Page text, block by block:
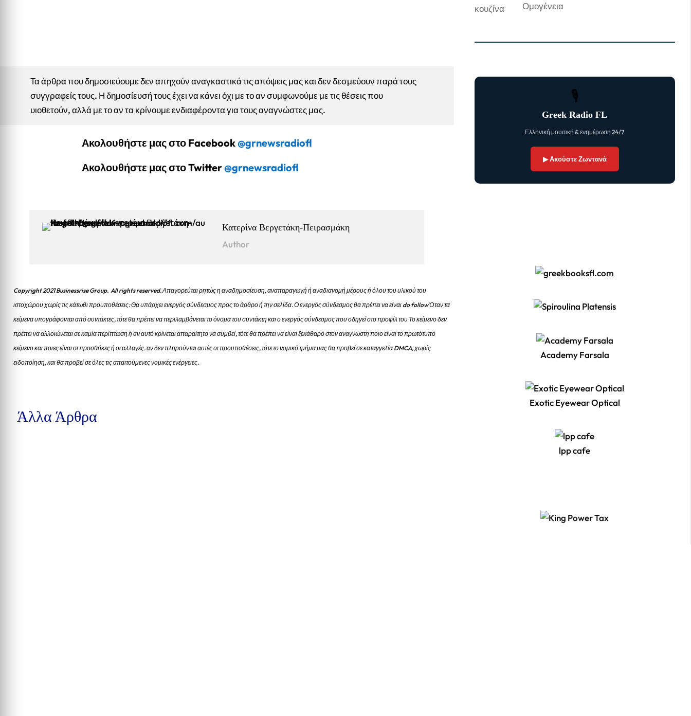
Τα άρθρα που δημοσιεύουμε δεν απηχούν αναγκαστικά τις απόψεις μας και δεν δεσμεύουν παρά τους
συγγραφείς τους. Η δημοσίευσή τους έχει να κάνει όχι με το αν συμφωνούμε με τις θέσεις που
υιοθετούν, αλλά με το αν τα κρίνουμε ενδιαφέροντα για τους αναγνώστες μας.
Ακολουθήστε μας στο Facebook@grnewsradiofl
Ακολουθήστε μας στο Twitter@grnewsradiofl
Κατερίνα Βεργετάκη-Πειρασμάκη
Author
Copyright 2021 Businessrise Group. All rights reserved. Απαγορεύται ρητώς η αναδημοσίευση, αναπαραγωγή ή αναδιανομή μέρους ή όλου του υλικού του
ιστοχώρου χωρίς τις κάτωθι προυποθέσεις: Θα υπάρχει ενεργός σύνδεσμος προς το άρθρο ή την σελίδα.Ο ενεργός σύνδεσμος θα πρέπει να είναι do follow Όταν τα
κείμενα υπογράφονται από συντάκτες, τότε θα πρέπει να περιλαμβάνεται το όνομα του συντάκτη και ο ενεργός σύνδεσμος που οδηγεί στο προφίλ του Το κείμενο δεν
πρέπει να αλλοιώνεται σε καμία περίπτωση ή αν αυτό κρίνεται απαραίτητο να συμβεί, τότε θα πρέπει να είναι ξεκάθαρο στον αναγνώστη ποιο είναι το πρωτότυπο
κείμενο και ποιες είναι οι προσθήκες ή οι αλλαγές. αν δεν πληρούνται αυτές οι προυποθέσεις, τότε το νομικό τμήμα μας θα προβεί σε καταγγελία DMCA, χωρίς
ειδοποίηση, και θα προβεί σε όλες τις απαιτούμενες νομικές ενέργειες.
Άλλα Άρθρα
Ομογένεια
🎙
Greek Radio FL
Ελληνική μουσική & ενημέρωση 24/7
▶ Ακούστε Ζωντανά
Academy Farsala
Exotic Eyewear Optical
lpp cafe